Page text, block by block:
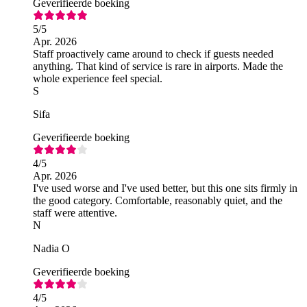
Geverifieerde boeking
5/5
Apr. 2026
Staff proactively came around to check if guests needed
anything. That kind of service is rare in airports. Made the
whole experience feel special.
S
Sifa
Geverifieerde boeking
4/5
Apr. 2026
I've used worse and I've used better, but this one sits firmly in
the good category. Comfortable, reasonably quiet, and the
staff were attentive.
N
Nadia O
Geverifieerde boeking
4/5